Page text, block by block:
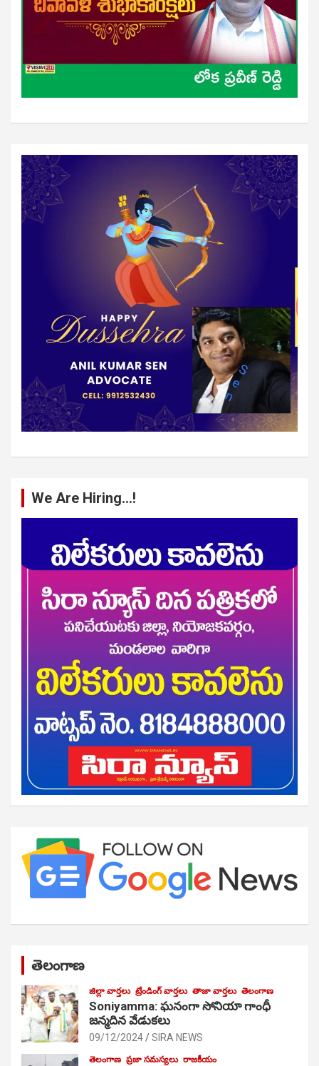
We Are Hiring…!
తెలంగాణ
జిల్లా వార్తలు ట్రేండింగ్ వార్తలు తాజా వార్తలు తెలంగాణ
Soniyamma: ఘ‌నంగా సోనియా గాంధీ
జ‌న్మ‌దిన వేడుక‌లు
09/12/2024 SIRA NEWS
తెలంగాణ ప్రజా సమస్యలు రాజకీయం